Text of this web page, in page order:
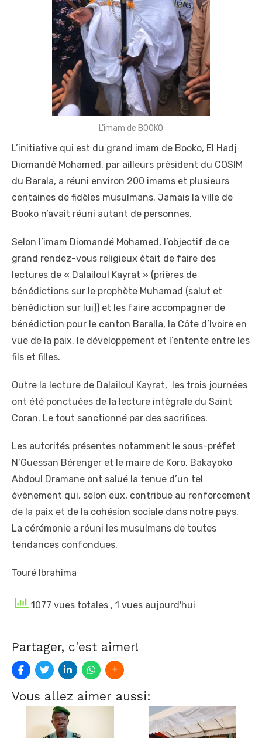
L’imam de BOOKO
L’initiative qui est du grand imam de Booko, El Hadj
Diomandé Mohamed, par ailleurs président du COSIM
du Barala, a réuni environ 200 imams et plusieurs
centaines de fidèles musulmans. Jamais la ville de
Booko n’avait réuni autant de personnes.
Selon l’imam Diomandé Mohamed, l’objectif de ce
grand rendez-vous religieux était de faire des
lectures de « Dalailoul Kayrat » (prières de
bénédictions sur le prophète Muhamad (salut et
bénédiction sur lui)) et les faire accompagner de
bénédiction pour le canton Baralla, la Côte d’Ivoire en
vue de la paix, le développement et l’entente entre les
fils et filles.
Outre la lecture de Dalailoul Kayrat, les trois journées
ont été ponctuées de la lecture intégrale du Saint
Coran. Le tout sanctionné par des sacrifices.
Les autorités présentes notamment le sous-préfet
N’Guessan Bérenger et le maire de Koro, Bakayoko
Abdoul Dramane ont salué la tenue d’un tel
évènement qui, selon eux, contribue au renforcement
de la paix et de la cohésion sociale dans notre pays.
La cérémonie a réuni les musulmans de toutes
tendances confondues.
Touré Ibrahima
1077 vues totales , 1 vues aujourd'hui
Partager, c'est aimer!
Vous allez aimer aussi: